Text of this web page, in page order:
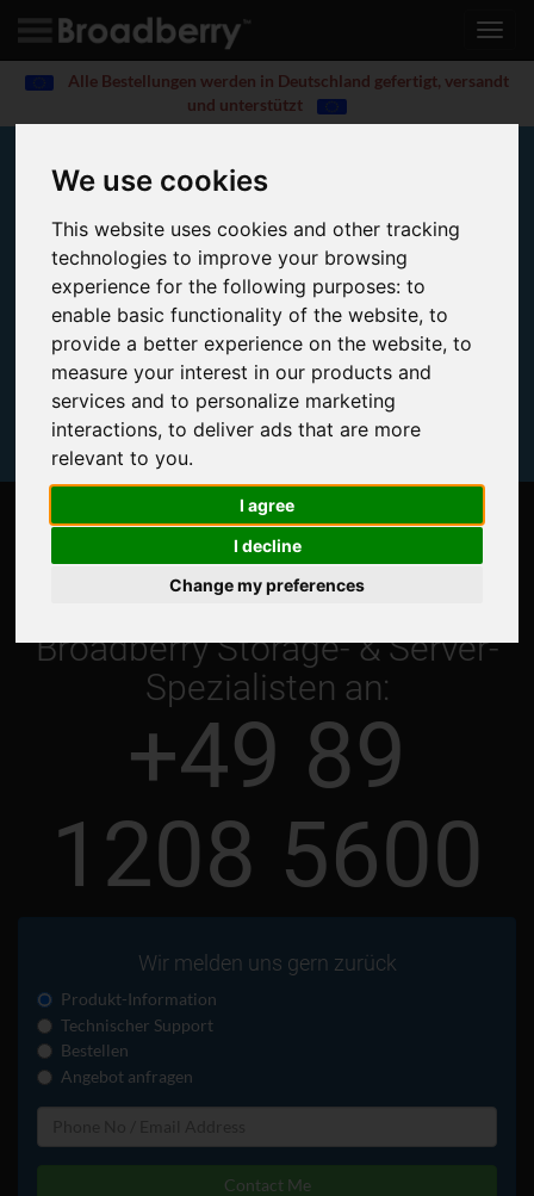
We use cookies
This website uses cookies and other tracking
technologies to improve your browsing
experience for the following purposes:to
enable basic functionality of the website,to
provide a better experience on the website,to
measure your interest in our products and
services and to personalize marketing
interactions,to deliver ads that are more
relevant to you.
I agree
I decline
Change my preferences
Alle Bestellungen werden in Deutschland gefertigt, versandt
und unterstützt
10x PCIe TYAN Servers
Tyan Servers with 10x PCIe Expansion Slots
Rufen Sie jetzt einen
Broadberry Storage- & Server-
Spezialisten an:
+49 89
1208 5600
Wir melden uns gern zurück
Produkt-Information
Technischer Support
Bestellen
Angebot anfragen
Contact Me